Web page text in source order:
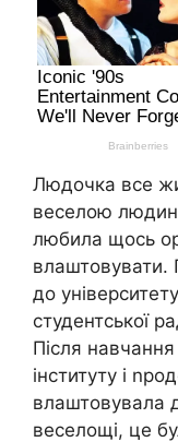
Людочка все
веселою
любила щось
влаштовувати.
до
студентської
Після
інституту і
влаштовувала
веселощі, це